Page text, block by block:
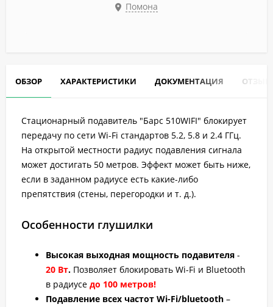
Помона
ОБЗОР ХАРАКТЕРИСТИКИ ДОКУМЕНТАЦИЯ
Стационарный подавитель "Барс 510WIFI" блокирует
передачу по сети Wi-Fi стандартов 5.2, 5.8 и 2.4 ГГц.
На открытой местности радиус подавления сигнала
может достигать 50 метров. Эффект может быть ниже,
если в заданном радиусе есть какие-либо
препятствия (стены, перегородки и т. д.).
Особенности глушилки
Высокая выходная мощность подавителя -
20 Вт. Позволяет блокировать Wi-Fi и Bluetooth
в радиусе до 100 метров!
Подавление всех частот Wi-Fi/bluetooth –